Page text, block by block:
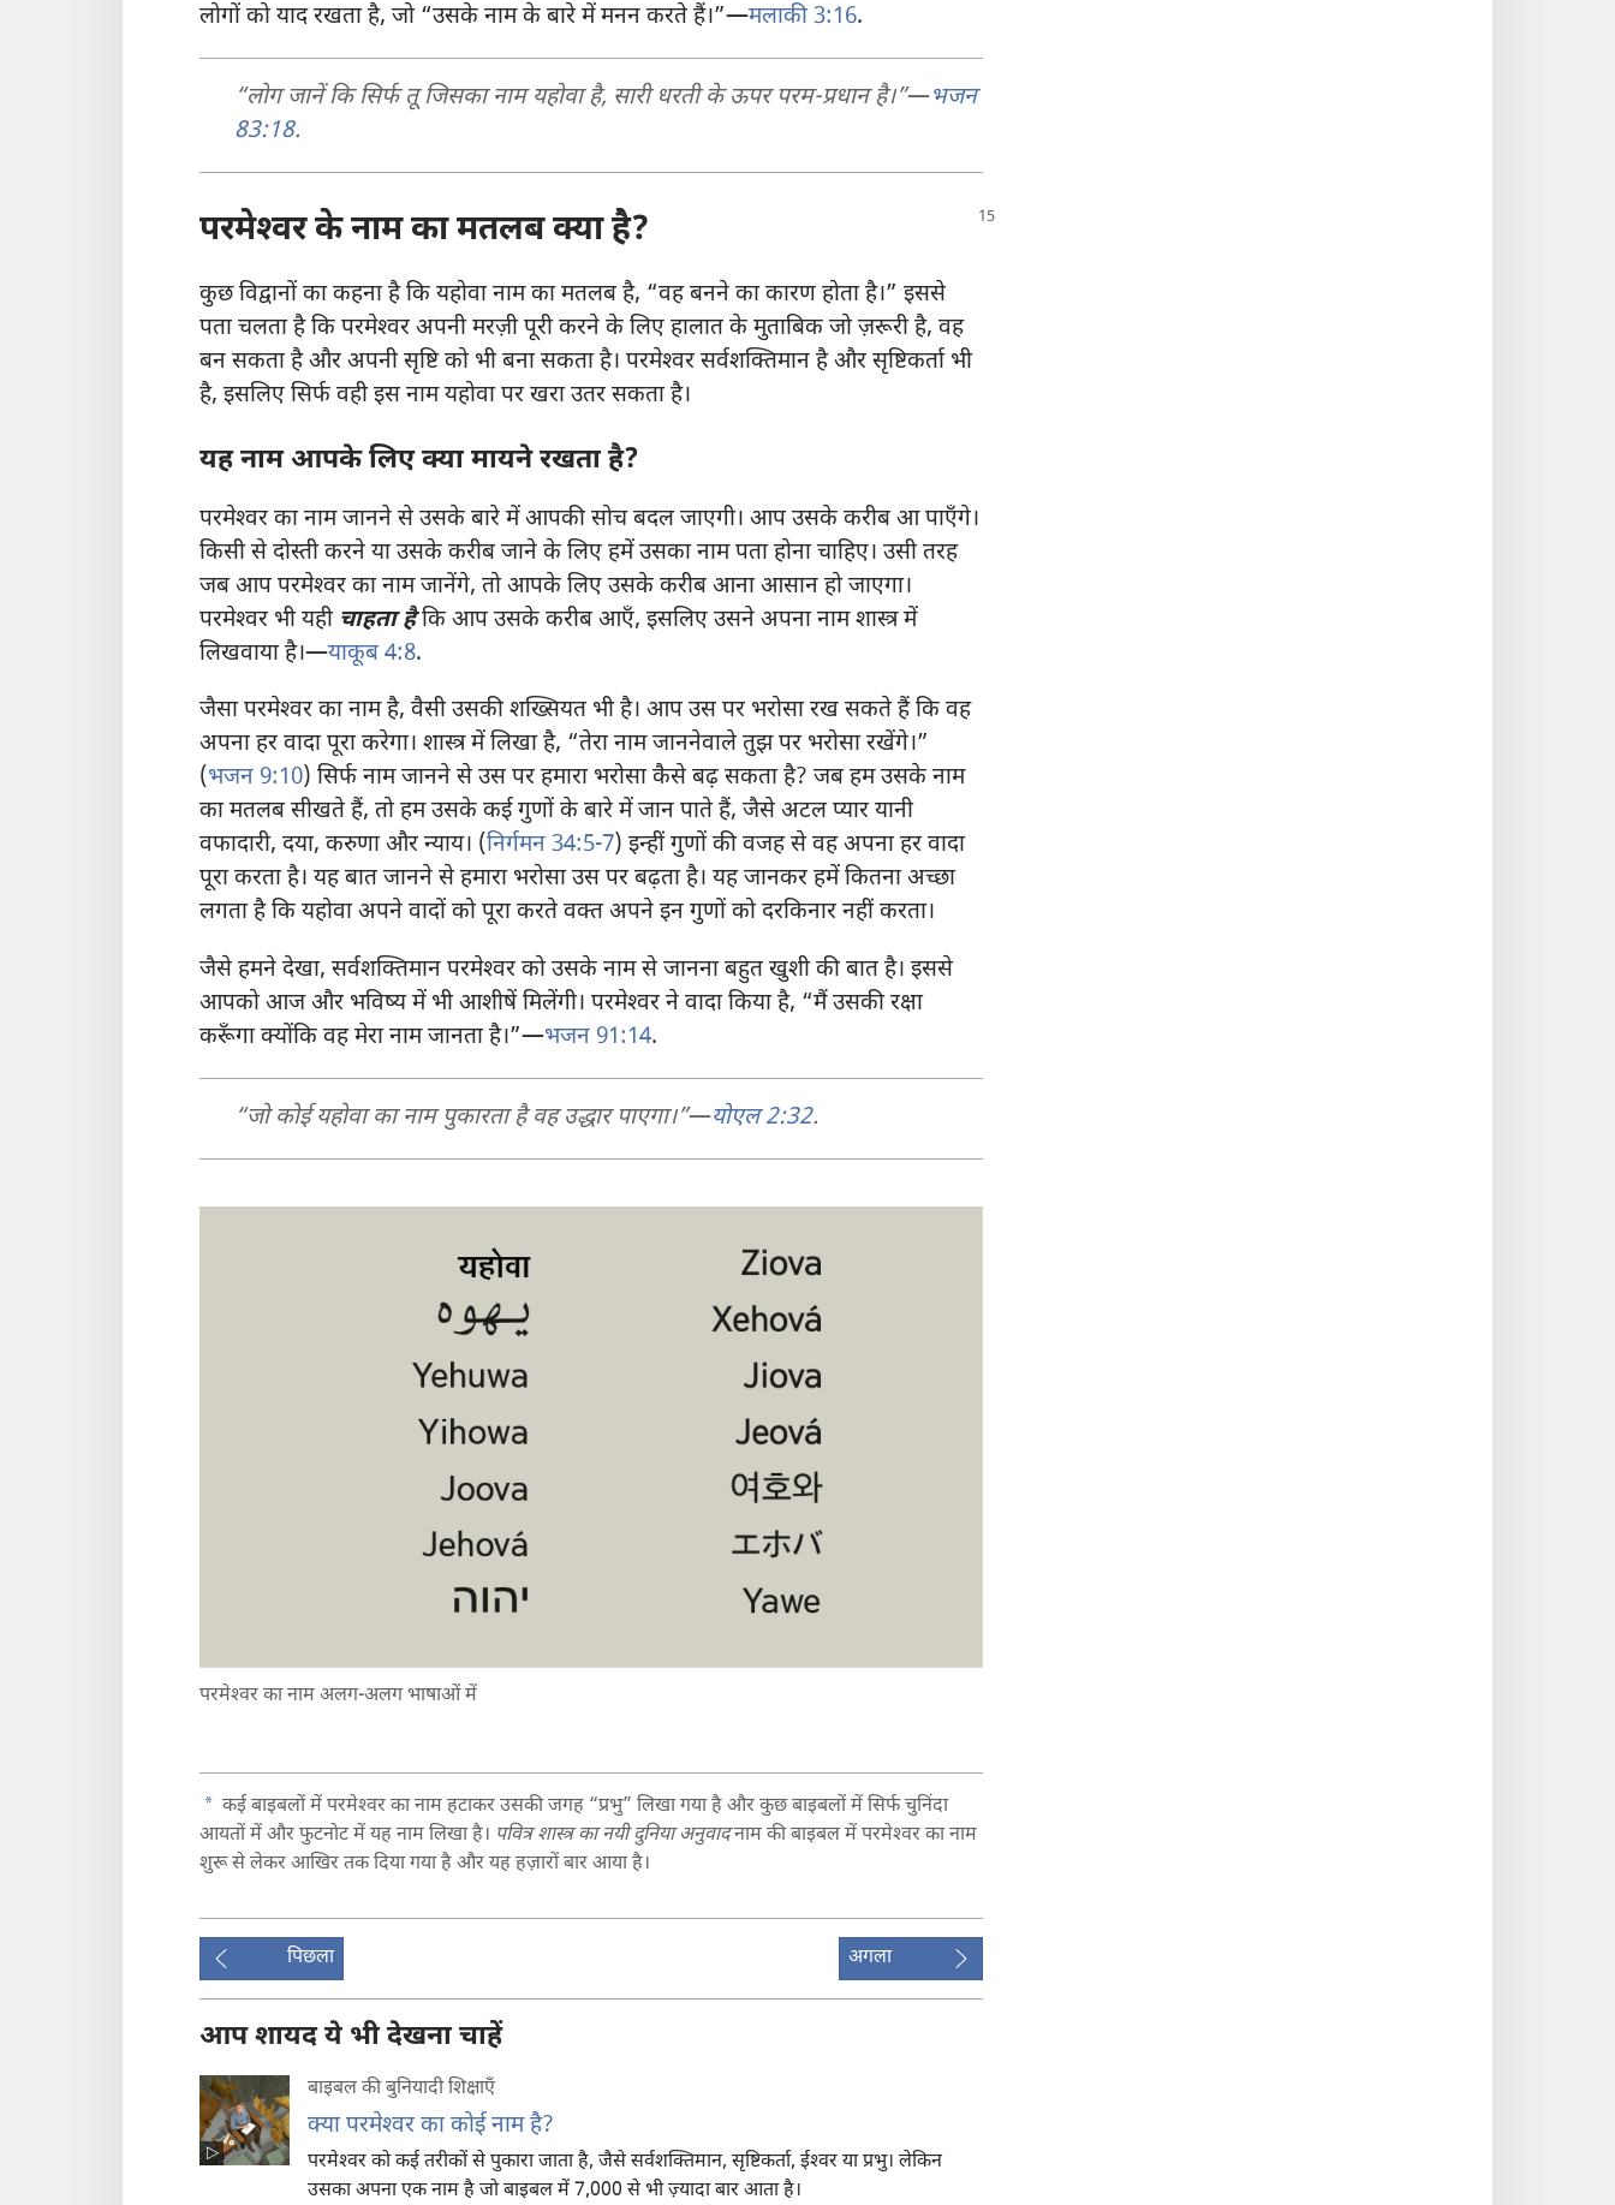
लोगों को याद रखता है, जो “उसके नाम के बारे में मनन करते हैं।”—मलाकी 3:16.
“लोग जानें कि सिर्फ तू जिसका नाम यहोवा है, सारी धरती के ऊपर परम-प्रधान है।”—भजन
83:18.
परमेश्‍वर के नाम का मतलब क्या है?
कुछ विद्वानों का कहना है कि यहोवा नाम का मतलब है, “वह बनने का कारण होता है।” इससे
पता चलता है कि परमेश्‍वर अपनी मरज़ी पूरी करने के लिए हालात के मुताबिक जो ज़रूरी है, वह
बन सकता है और अपनी सृष्टि को भी बना सकता है। परमेश्‍वर सर्वशक्‍तिमान है और सृष्टिकर्ता भी
है, इसलिए सिर्फ वही इस नाम यहोवा पर खरा उतर सकता है।
यह नाम आपके लिए क्या मायने रखता है?
परमेश्‍वर का नाम जानने से उसके बारे में आपकी सोच बदल जाएगी। आप उसके करीब आ पाएँगे।
किसी से दोस्ती करने या उसके करीब जाने के लिए हमें उसका नाम पता होना चाहिए। उसी तरह
जब आप परमेश्‍वर का नाम जानेंगे, तो आपके लिए उसके करीब आना आसान हो जाएगा।
परमेश्‍वर भी यही चाहता हैकि आप उसके करीब आएँ, इसलिए उसने अपना नाम शास्त्र में
लिखवाया है।—याकूब 4:8.
जैसा परमेश्‍वर का नाम है, वैसी उसकी शख्सियत भी है। आप उस पर भरोसा रख सकते हैं कि वह
अपना हर वादा पूरा करेगा। शास्त्र में लिखा है, “तेरा नाम जाननेवाले तुझ पर भरोसा रखेंगे।”
(भजन 9:10) सिर्फ नाम जानने से उस पर हमारा भरोसा कैसे बढ़ सकता है? जब हम उसके नाम
का मतलब सीखते हैं, तो हम उसके कई गुणों के बारे में जान पाते हैं, जैसे अटल प्यार यानी
वफादारी, दया, करुणा और न्याय। (निर्गमन 34:5-7) इन्हीं गुणों की वजह से वह अपना हर वादा
पूरा करता है। यह बात जानने से हमारा भरोसा उस पर बढ़ता है। यह जानकर हमें कितना अच्छा
लगता है कि यहोवा अपने वादों को पूरा करते वक्‍त अपने इन गुणों को दरकिनार नहीं करता।
जैसे हमने देखा, सर्वशक्‍तिमान परमेश्‍वर को उसके नाम से जानना बहुत खुशी की बात है। इससे
आपको आज और भविष्य में भी आशीषें मिलेंगी। परमेश्‍वर ने वादा किया है, “मैं उसकी रक्षा
करूँगा क्योंकि वह मेरा नाम जानता है।”—भजन 91:14.
“जो कोई यहोवा का नाम पुकारता है वह उद्धार पाएगा।”—योएल 2:32.
परमेश्‍वर का नाम अलग-अलग भाषाओं में
a कई बाइबलों में परमेश्‍वर का नाम हटाकर उसकी जगह “प्रभु” लिखा गया है और कुछ बाइबलों में सिर्फ चुनिंदा
आयतों में और फुटनोट में यह नाम लिखा है। पवित्र शास्त्र का नयी दुनिया अनुवादनाम की बाइबल में परमेश्‍वर का नाम
शुरू से लेकर आखिर तक दिया गया है और यह हज़ारों बार आया है।
पिछला अगला
आप शायद ये भी देखना चाहें
बाइबल की बुनियादी शिक्षाएँ
क्या परमेश्‍वर का कोई नाम है?
परमेश्‍वर को कई तरीकों से पुकारा जाता है, जैसे सर्वशक्‍तिमान, सृष्टिकर्ता, ईश्‍वर या प्रभु। लेकिन
उसका अपना एक नाम है जो बाइबल में 7,000 से भी ज़्यादा बार आता है।